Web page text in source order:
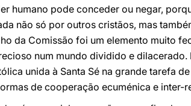
humano pode conceder ou negar,
não só por outros cristãos, mas
da Comissão foi um elemento muito
num mundo dividido e
unida à Santa Sé na grande tarefa
de cooperação ecuménica e inter-